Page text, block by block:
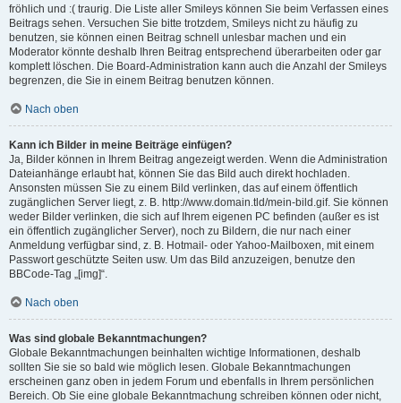
fröhlich und :( traurig. Die Liste aller Smileys können Sie beim Verfassen eines
Beitrags sehen. Versuchen Sie bitte trotzdem, Smileys nicht zu häufig zu
benutzen, sie können einen Beitrag schnell unlesbar machen und ein
Moderator könnte deshalb Ihren Beitrag entsprechend überarbeiten oder gar
komplett löschen. Die Board-Administration kann auch die Anzahl der Smileys
begrenzen, die Sie in einem Beitrag benutzen können.
Nach oben
Kann ich Bilder in meine Beiträge einfügen?
Ja, Bilder können in Ihrem Beitrag angezeigt werden. Wenn die Administration
Dateianhänge erlaubt hat, können Sie das Bild auch direkt hochladen.
Ansonsten müssen Sie zu einem Bild verlinken, das auf einem öffentlich
zugänglichen Server liegt, z. B. http://www.domain.tld/mein-bild.gif. Sie können
weder Bilder verlinken, die sich auf Ihrem eigenen PC befinden (außer es ist
ein öffentlich zugänglicher Server), noch zu Bildern, die nur nach einer
Anmeldung verfügbar sind, z. B. Hotmail- oder Yahoo-Mailboxen, mit einem
Passwort geschützte Seiten usw. Um das Bild anzuzeigen, benutze den
BBCode-Tag „[img]“.
Nach oben
Was sind globale Bekanntmachungen?
Globale Bekanntmachungen beinhalten wichtige Informationen, deshalb
sollten Sie sie so bald wie möglich lesen. Globale Bekanntmachungen
erscheinen ganz oben in jedem Forum und ebenfalls in Ihrem persönlichen
Bereich. Ob Sie eine globale Bekanntmachung schreiben können oder nicht,